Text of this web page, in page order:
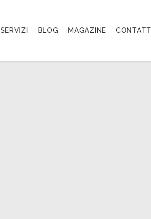
SERVIZI BLOG MAGAZINE CONTATTI